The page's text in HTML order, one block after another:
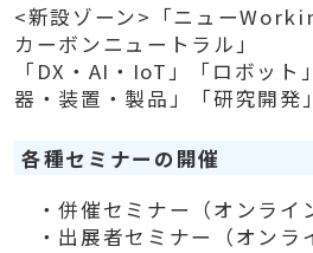
<新設ゾーン>「ニュー
カーボンニュートラル」
「DX・AI・IoT」「ロボット
器・装置・製品」「研究開発
各種セミナーの開催
・併催セミナー（オンライ
・出展者セミナー（オンラ